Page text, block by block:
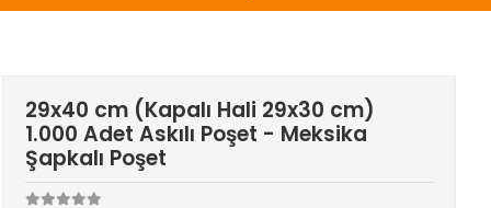
29x40 cm (Kapalı Hali 29x30 cm)
1.000 Adet Askılı Poşet - Meksika
Şapkalı Poşet